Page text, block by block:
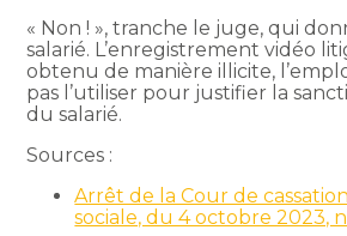
« Non ! », tranche le juge, qui
salarié. L’enregistrement vidéo
obtenu de manière illicite,
pas l’utiliser pour justifier la
du salarié.
Sources :
Arrêt de la Cour de
sociale, du 4 octobre 2023,